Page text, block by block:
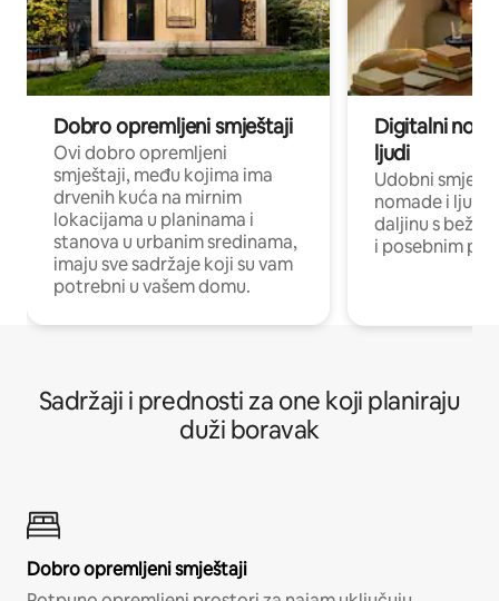
Dobro opremljeni smještaji
Ovi dobro opremljeni
smještaji, među kojima ima
drvenih kuća na mirnim
lokacijama u planinama i
stanova u urbanim sredinama,
imaju sve sadržaje koji su vam
potrebni u vašem domu.
Digitalni
ljudi
Udobni
nomade i ljude
daljinu s
i posebnim
Sadržaji i prednosti za one koji planiraju
duži boravak
Dobro opremljeni smještaji